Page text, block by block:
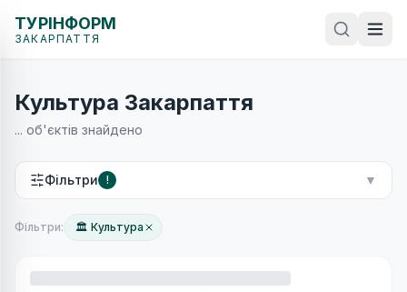
ТУРІНФОРМ
ЗАКАРПАТТЯ
Культура Закарпаття
... об'єктів знайдено
Фільтри ! ▼
Фільтри: 🏛 Культура